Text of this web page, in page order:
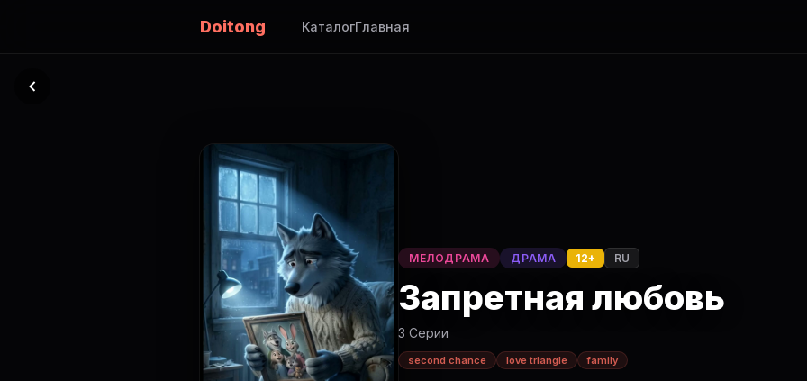
Doitong КаталогГлавная
МЕЛОДРАМА ДРАМА 12+ RU
Запретная любовь
3 Серии
second chance love triangle family